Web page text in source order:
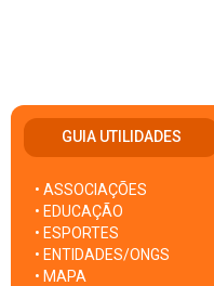
GUIA UTILIDADES
• ASSOCIAÇÕES
• EDUCAÇÃO
• ESPORTES
• ENTIDADES/ONGS
• MAPA